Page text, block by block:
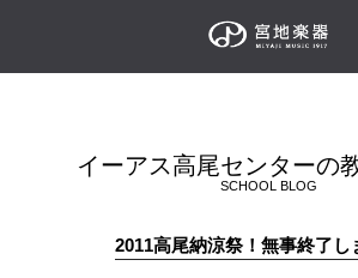
イーアス高尾センターの
SCHOOL BLOG
2011高尾納涼祭！無事終了